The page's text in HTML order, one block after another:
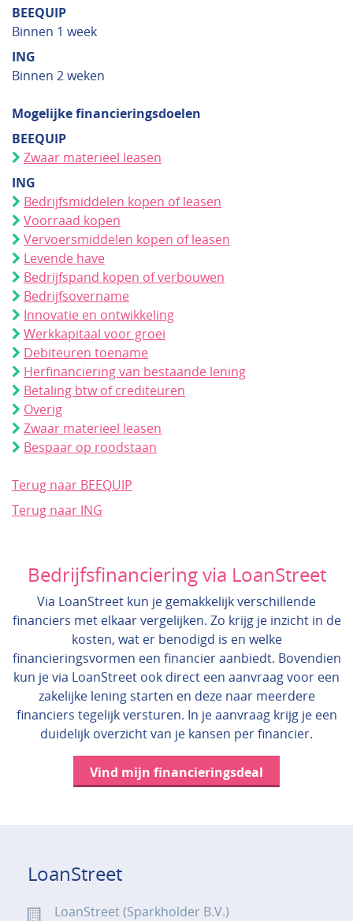
BEEQUIP
Binnen 1 week
ING
Binnen 2 weken
Mogelijke financieringsdoelen
BEEQUIP
Zwaar materieel leasen
ING
Bedrijfsmiddelen kopen of leasen
Voorraad kopen
Vervoersmiddelen kopen of leasen
Levende have
Bedrijfspand kopen of verbouwen
Bedrijfsovername
Innovatie en ontwikkeling
Werkkapitaal voor groei
Debiteuren toename
Herfinanciering van bestaande lening
Betaling btw of crediteuren
Overig
Zwaar materieel leasen
Bespaar op roodstaan
Terug naar BEEQUIP
Terug naar ING
Bedrijfsfinanciering via LoanStreet
Via LoanStreet kun je gemakkelijk verschillende
financiers met elkaar vergelijken. Zo krijg je inzicht in de
kosten, wat er benodigd is en welke
financieringsvormen een financier aanbiedt. Bovendien
kun je via LoanStreet ook direct een aanvraag voor een
zakelijke lening starten en deze naar meerdere
financiers tegelijk versturen. In je aanvraag krijg je een
duidelijk overzicht van je kansen per financier.
Vind mijn financieringsdeal
LoanStreet
LoanStreet (Sparkholder B.V.)